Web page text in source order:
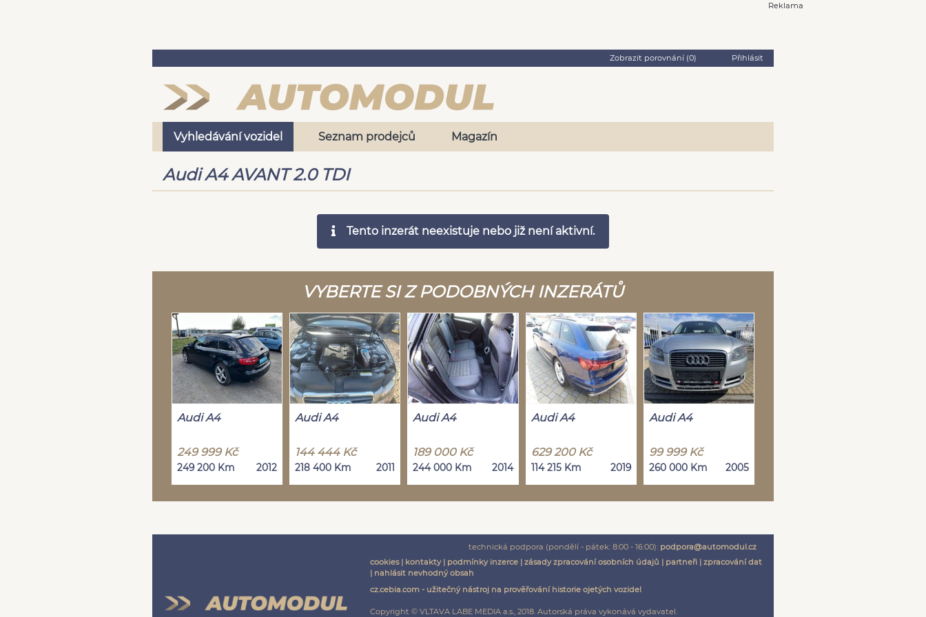
Reklama
Zobrazit porovnání (0) Přihlásit
Vyhledávání vozidel Seznam prodejců Magazín
Audi A4 AVANT 2.0 TDI
Tento inzerát neexistuje nebo již není aktivní.
VYBERTE SI Z PODOBNÝCH INZERÁTŮ
Audi A4
249 999 Kč
249 200 Km 2012
Audi A4
144 444 Kč
218 400 Km 2011
Audi A4
189 000 Kč
244 000 Km 2014
Audi A4
629 200 Kč
114 215 Km 2019
Audi A4
99 999 Kč
260 000 Km 2005
technická podpora (pondělí - pátek: 8:00 - 16:00): podpora@automodul.cz
cookies| kontakty| podmínky inzerce| zásady zpracování osobních údajů | partneři| zpracování dat
| nahlásit nevhodný obsah
cz.cebia.com - užitečný nástroj na prověřování historie ojetých vozidel
Copyright © VLTAVA LABE MEDIA a.s., 2018. Autorská práva vykonává vydavatel.